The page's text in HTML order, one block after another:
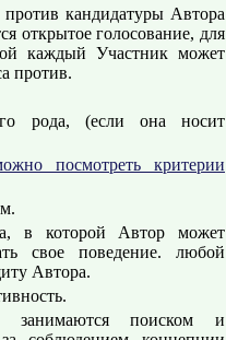
кандидатуры Автора
открытое голосование, для
каждый Участник может
против.
рода, (если она носит
посмотреть критерии
в которой Автор может
свое поведение. любой
Автора.
занимаются поиском и